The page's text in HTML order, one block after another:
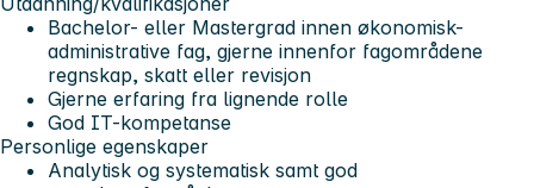
Bachelor- eller Mastergrad innen økonomisk-
administrative fag, gjerne innenfor fagområdene
regnskap, skatt eller revisjon
Gjerne erfaring fra lignende rolle
God IT-kompetanse
Personlige egenskaper
Analytisk og systematisk samt god